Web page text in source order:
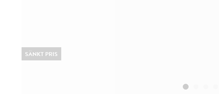
SÄNKT PRIS